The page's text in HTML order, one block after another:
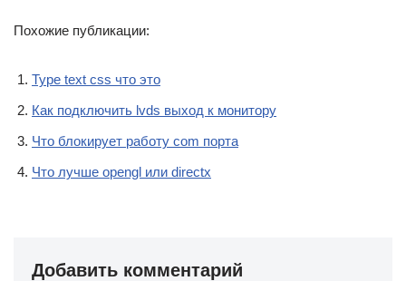
Похожие публикации:
Type text css что это
Как подключить lvds выход к монитору
Что блокирует работу com порта
Что лучше opengl или directx
Добавить комментарий